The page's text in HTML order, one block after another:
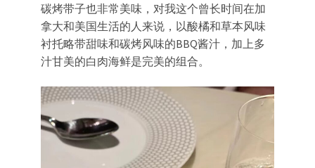
碳烤带子也非常美味，对我这个曾长时间在加
拿大和美国生活的人来说，以酸橘和草本风味
衬托略带甜味和碳烤风味的BBQ酱汁，加上多
汁甘美的白肉海鲜是完美的组合。